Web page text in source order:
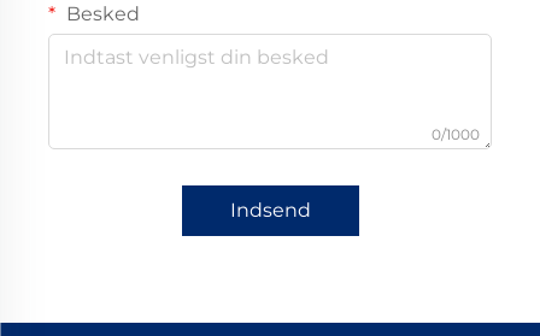
Besked
0/1000
Indsend